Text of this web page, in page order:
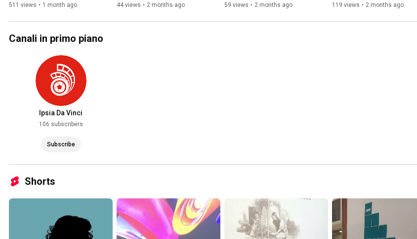
511 views • 1 month ago
3^A e 3^B Servizi Culturali e
44 views • 2 months ago
Spettacolo
59 views • 2 months ago
la collaborazione delle
119 views • 2 months ago
Canali in primo piano
Ipsia Da Vinci
106 subscribers
Subscribe
Shorts